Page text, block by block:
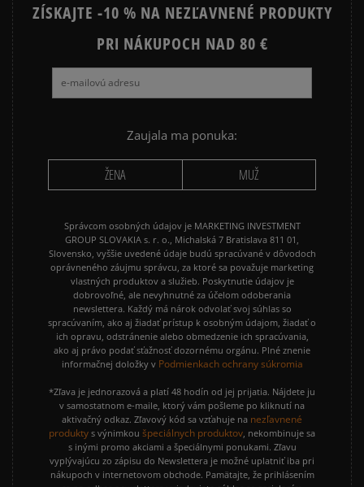
ZÍSKAJTE -10 % NA NEZĽAVNENÉ PRODUKTY
PRI NÁKUPOCH NAD 80 €
Zaujala ma ponuka:
ŽENA MUŽ
Správcom osobných údajov je MARKETING INVESTMENT
GROUP SLOVAKIA s. r. o., Michalská 7 Bratislava 811 01,
Slovensko, vyššie uvedené údaje budú spracúvané v dôvodoch
oprávneného záujmu správcu, za ktoré sa považuje marketing
vlastných produktov a služieb. Poskytnutie údajov je
dobrovoľné, ale nevyhnutné za účelom odoberania
newslettera. Každý má nárok odvolať svoj súhlas so
spracúvaním, ako aj žiadať prístup k osobným údajom, žiadať o
ich opravu, odstránenie alebo obmedzenie ich spracúvania,
ako aj právo podať sťažnosť dozornému orgánu. Plné znenie
informačnej doložky v Podmienkach ochrany súkromia
*Zľava je jednorazová a platí 48 hodín od jej prijatia. Nájdete ju
v samostatnom e-maile, ktorý vám pošleme po kliknutí na
aktivačný odkaz. Zľavový kód sa vzťahuje na nezľavnené
produkty s výnimkou špeciálnych produktov , nekombinuje sa
s inými promo akciami a špeciálnymi ponukami. Zľavu
vyplývajúcu zo zápisu do Newslettera je možné uplatniť iba pri
nákupoch v internetovom obchode. Pamätajte, že prihlásením